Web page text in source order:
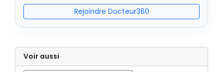
Rejoindre Docteur360
Voir aussi